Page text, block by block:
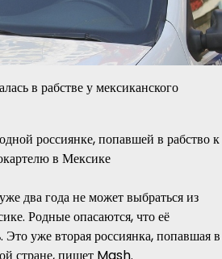
в рабстве у мексиканского
два года не может выбраться из
Родные опасаются, что её
Это уже вторая россиянка, попавшая в
стране, пишет Mash.